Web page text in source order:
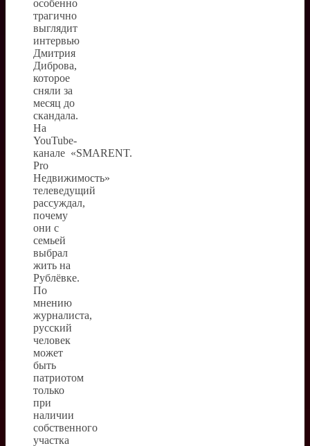
особенно
трагично
выглядит
интервью
Дмитрия
Диброва,
которое
сняли за
месяц до
скандала.
На
YouTube-
канале «SMARENT.
Pro
Недвижимость»
телеведущий
рассуждал,
почему
они с
семьей
выбрал
жить на
Рублёвке.
По
мнению
журналиста,
русский
человек
может
быть
патриотом
только
при
наличии
собственного
участка